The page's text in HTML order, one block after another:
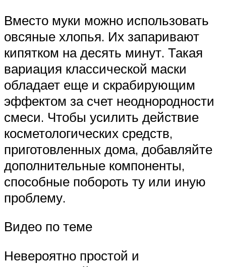
Вместо муки можно использовать
овсяные хлопья. Их запаривают
кипятком на десять минут. Такая
вариация классической маски
обладает еще и скрабирующим
эффектом за счет неоднородности
смеси. Чтобы усилить действие
косметологических средств,
приготовленных дома, добавляйте
дополнительные компоненты,
способные побороть ту или иную
проблему.
Видео по теме
Невероятно простой и